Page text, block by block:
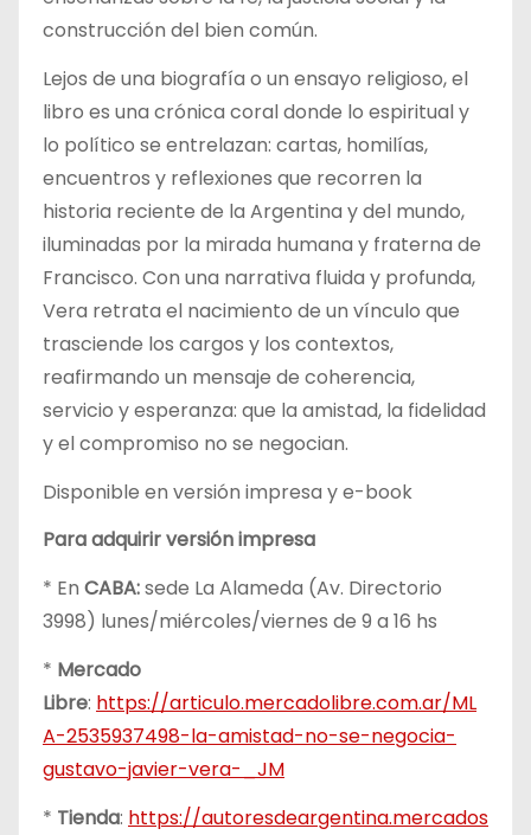
construcción del bien común.
Lejos de una biografía o un ensayo religioso, el
libro es una crónica coral donde lo espiritual y
lo político se entrelazan: cartas, homilías,
encuentros y reflexiones que recorren la
historia reciente de la Argentina y del mundo,
iluminadas por la mirada humana y fraterna de
Francisco. Con una narrativa fluida y profunda,
Vera retrata el nacimiento de un vínculo que
trasciende los cargos y los contextos,
reafirmando un mensaje de coherencia,
servicio y esperanza: que la amistad, la fidelidad
y el compromiso no se negocian.
Disponible en versión impresa y e-book
Para adquirir versión impresa
* En CABA:sede La Alameda (Av. Directorio
3998) lunes/miércoles/viernes de 9 a 16 hs
* Mercado
Libre: https://articulo.mercadolibre.com.ar/ML
A-2535937498-la-amistad-no-se-negocia-
gustavo-javier-vera-_JM
* Tienda: https://autoresdeargentina.mercados